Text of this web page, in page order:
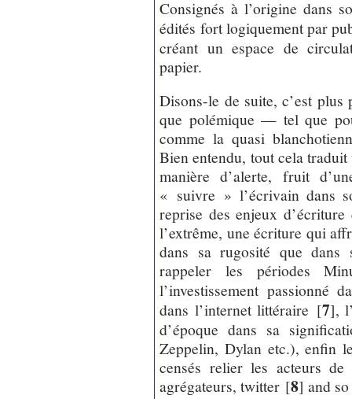
Consignés à l’origine dans
édités fort logiquement par
créant un espace de
papier.
Disons-le de suite, c’est
que polémique — tel que
comme la quasi
Bien entendu, tout cela
manière d’alerte, fruit
« suivre » l’écrivain dans
reprise des enjeux
l’extrême, une écriture qui
dans sa rugosité que dans
rappeler les périodes
l’investissement passionné
dans l’internet littéraire [7],
d’époque dans sa
Zeppelin, Dylan etc.), enfin
censés relier les acteurs de
agrégateurs, twitter [8] and